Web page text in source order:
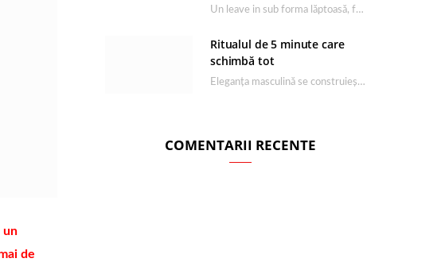
un
de
Un leave in sub forma lăptoasă, fără clătire care completează rutina Ultimate Smooth și transformă…
Ritualul de 5 minute care
schimbă tot
Eleganța masculină se construiește dimineața, în câteva minute și cu produsele potrivite. O rutină de…
COMENTARII RECENTE